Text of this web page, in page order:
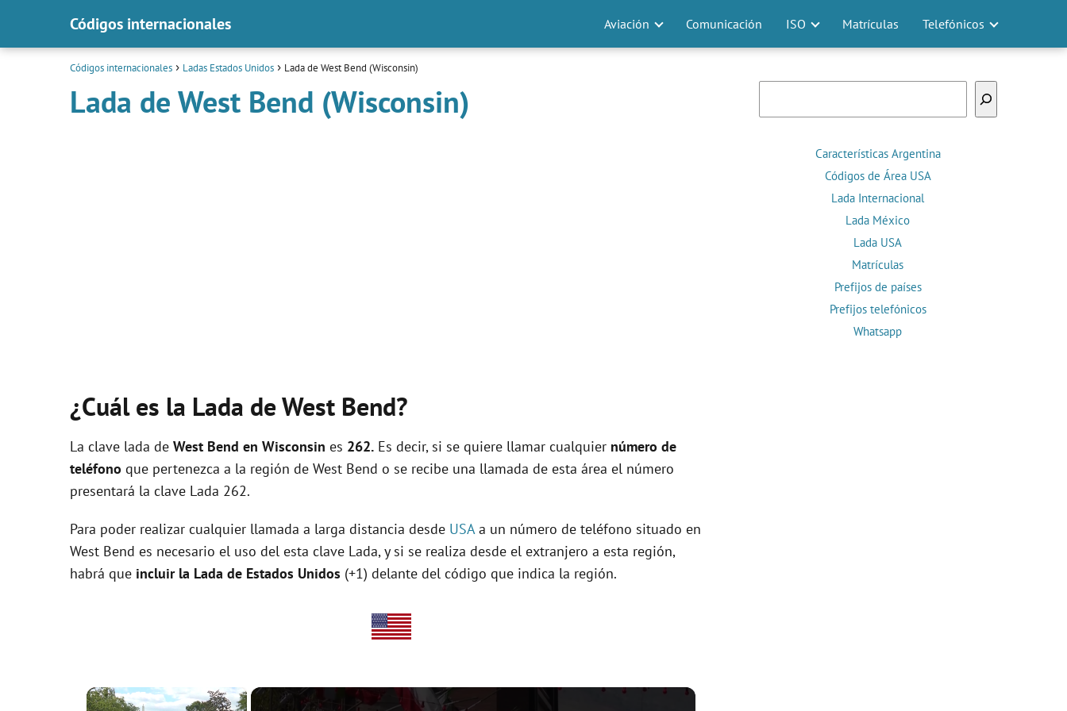
Códigos internacionales Aviación Comunicación ISO Matrículas Telefónicos
Códigos internacionales Ladas Estados Unidos Lada de West Bend (Wisconsin)
Lada de West Bend (Wisconsin)
¿Cuál es la Lada de West Bend?
La clave lada de West Bend en Wisconsin es 262. Es decir, si se quiere llamar cualquier número de
teléfono que pertenezca a la región de West Bend o se recibe una llamada de esta área el número
presentará la clave Lada 262.
Para poder realizar cualquier llamada a larga distancia desde USAa un número de teléfono situado en
West Bend es necesario el uso del esta clave Lada, y si se realiza desde el extranjero a esta región,
habrá que incluir la Lada de Estados Unidos (+1) delante del código que indica la región.
×
Características Argentina
Códigos de Área USA
Lada Internacional
Lada México
Lada USA
Matrículas
Prefijos de países
Prefijos telefónicos
Whatsapp